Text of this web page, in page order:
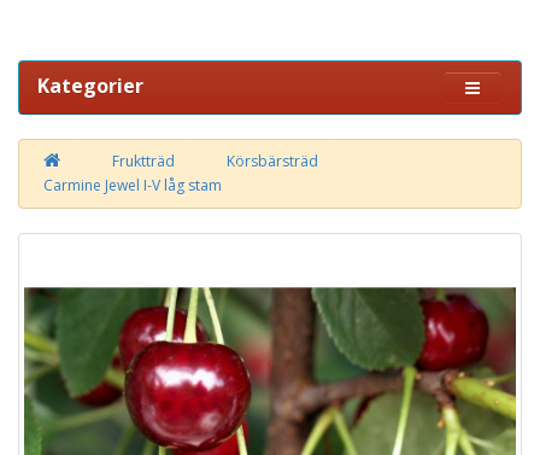
Kategorier
Fruktträd
Körsbärsträd
Carmine Jewel I-V låg stam